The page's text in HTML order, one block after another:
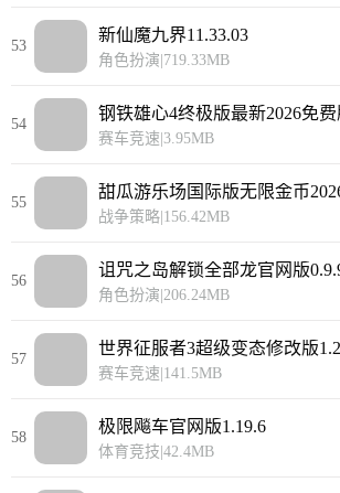
53
新仙魔九界11.33.03
角色扮演|719.33MB
54
钢铁雄心4终极版最新2026免费
赛车竞速|3.95MB
55
甜瓜游乐场国际版无限金币
34.1.1
战争策略|156.42MB
56
诅咒之岛解锁全部龙官网版
角色扮演|206.24MB
57
世界征服者3超级变态修改版
赛车竞速|141.5MB
58
极限飚车官网版1.19.6
体育竞技|42.4MB